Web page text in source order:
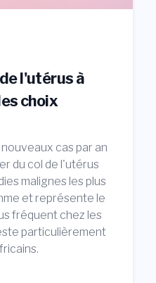
l'utérus à
choix
cas par an
du col de l'utérus
malignes les plus
et représente le
fréquent chez les
particulièrement